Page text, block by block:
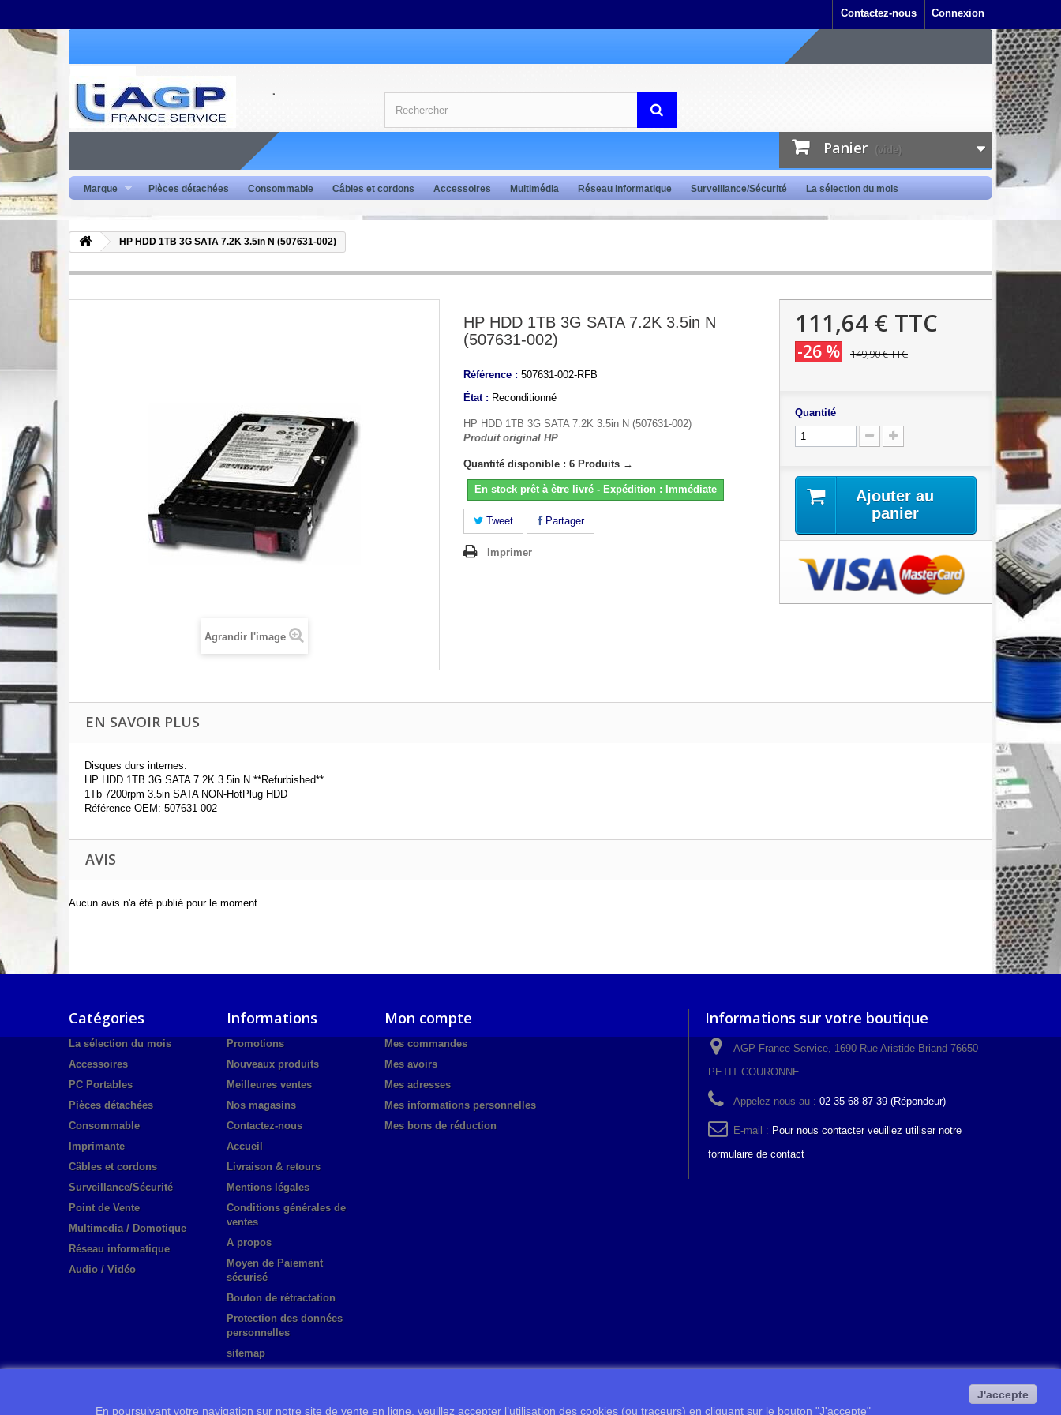
Connexion
Contactez-nous
Panier (vide)
Marque Pièces détachées Consommable Câbles et cordons Accessoires Multimédia Réseau informatique Surveillance/Sécurité La sélection du mois
HP HDD 1TB 3G SATA 7.2K 3.5in N (507631-002)
Agrandir l'image
HP HDD 1TB 3G SATA 7.2K 3.5in N
(507631-002)
Référence : 507631-002-RFB
État : Reconditionné
HP HDD 1TB 3G SATA 7.2K 3.5in N (507631-002)
Produit original HP
Quantité disponible : 6 Produits →
En stock prêt à être livré - Expédition : Immédiate
Tweet Partager
Imprimer
111,64 € TTC
-26 % 149,90 €TTC
Quantité
Ajouter au
panier
EN SAVOIR PLUS
Disques durs internes:
HP HDD 1TB 3G SATA 7.2K 3.5in N **Refurbished**
1Tb 7200rpm 3.5in SATA NON-HotPlug HDD
Référence OEM: 507631-002
AVIS
Aucun avis n'a été publié pour le moment.
Catégories
La sélection du mois
Accessoires
PC Portables
Pièces détachées
Consommable
Imprimante
Câbles et cordons
Surveillance/Sécurité
Point de Vente
Multimedia / Domotique
Réseau informatique
Audio / Vidéo
Informations
Promotions
Nouveaux produits
Meilleures ventes
Nos magasins
Contactez-nous
Accueil
Livraison & retours
Mentions légales
Conditions générales de
ventes
A propos
Moyen de Paiement
sécurisé
Bouton de rétractation
Protection des données
personnelles
sitemap
Mon compte
Mes commandes
Mes avoirs
Mes adresses
Mes informations personnelles
Mes bons de réduction
Informations sur votre boutique
AGP France Service, 1690 Rue Aristide Briand 76650
PETIT COURONNE
Appelez-nous au : 02 35 68 87 39 (Répondeur)
E-mail : Pour nous contacter veuillez utiliser notre
formulaire de contact
En poursuivant votre navigation sur notre site de vente en ligne, veuillez accepter l’utilisation des cookies (ou traceurs) en cliquant sur le bouton "J'accepte"
J'accepte